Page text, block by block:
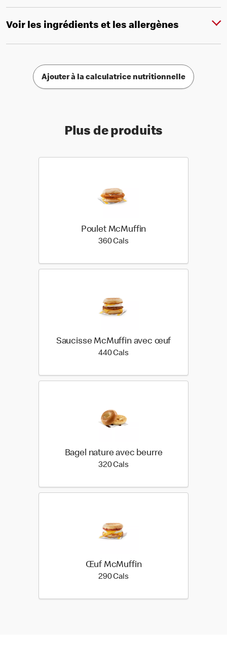
Voir les ingrédients et les allergènes
Ajouter à la calculatrice nutritionnelle
Plus de produits
Poulet McMuffin
360 Cals360 calories
Saucisse McMuffin avec œuf
440 Cals440 calories
Bagel nature avec beurre
320 Cals320 calories
Œuf McMuffin
290 Cals290 calories